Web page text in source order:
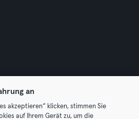
GmbH. All rights reserved.
an
akzeptieren“ klicken, stimmen Sie
auf Ihrem Gerät zu, um die